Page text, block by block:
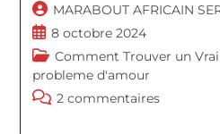
Auteur/autrice
de
la
publication :
MARABOUT AFRICAIN
Publication
publiée :
8 octobre 2024
Post
category:
Comment Trouver un
probleme d'amour
Commentaires
2 commentaires